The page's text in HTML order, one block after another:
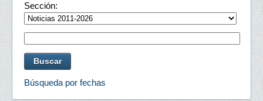
Sección:
Búsqueda por fechas